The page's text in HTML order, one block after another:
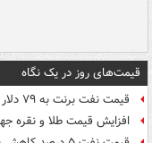
قیمت‌های روز در یک نگاه
قیمت نفت برنت به ۷۹ دلار رسید
افزایش قیمت طلا و نقره